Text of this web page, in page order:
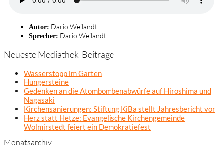
Autor: Dario Weilandt
Sprecher: Dario Weilandt
Neueste Mediathek-Beiträge
Wasserstopp im Garten
Hungersteine
Gedenken an die Atombombenabwürfe auf Hiroshima und
Nagasaki
Kirchensanierungen: Stiftung KiBa stellt Jahresbericht vor
Herz statt Hetze: Evangelische Kirchengemeinde
Wolmirstedt feiert ein Demokratiefest
Monatsarchiv